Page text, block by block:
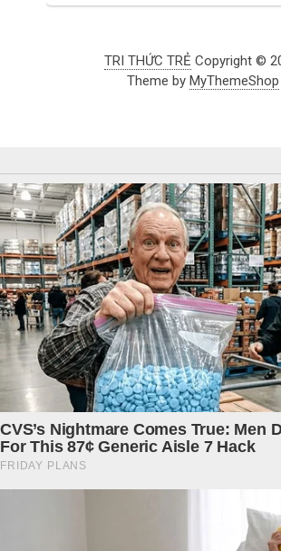
TRI THỨC TRẺ Copyright ©
Theme by MyThemeShop